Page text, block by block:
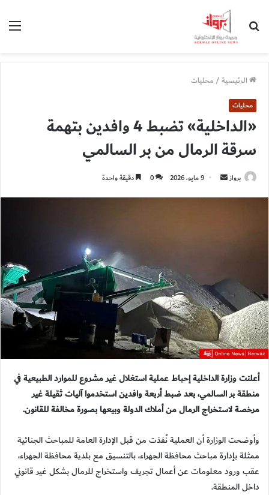
الرئيسية/محليات
محليات
«الداخلية» تضبط 4 وافدين بتهمة
سرقة الرمال من بر السالمي
برواز
أرسل 9 مايو، 2026 0 دقيقة واحدة
أعلنتوزارة الداخليةإحباط عملية استغلال غير مشروع للموارد الطبيعية في
منطقةبر السالمي، بعد ضبط أربعة وافدين استخدموا آليات ثقيلة غير
مرخصة لاستخراج الرمال من أملاك الدولة وبيعها بصورة مخالفة للقانون.
وأوضحت الوزارة أن العملية نُفذت من قبل الإدارة العامة للمباحث الجنائية
ممثلة بإدارة مباحث محافظة الجهراء، بالتنسيق معبلدية محافظة الجهراء،
عقب ورود معلومات عن أعمال تجريف واستخراج للرمال بشكل غير قانوني
داخل المنطقة.